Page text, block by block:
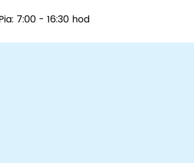
7:00 - 16:30 hod